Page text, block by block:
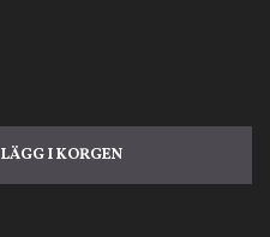
LÄGG I KORGEN